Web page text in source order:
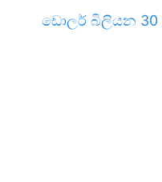
ඩොලර් බිලියන 30